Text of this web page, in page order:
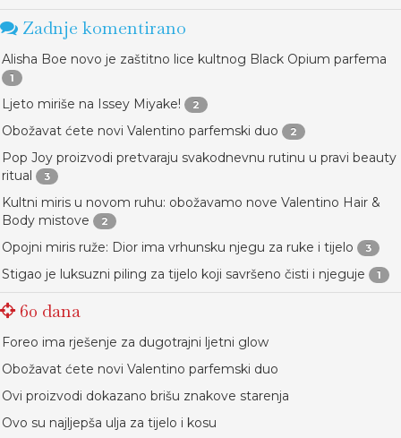
Zadnje komentirano
Alisha Boe novo je zaštitno lice kultnog Black Opium parfema
1
Ljeto miriše na Issey Miyake! 2
Obožavat ćete novi Valentino parfemski duo 2
Pop Joy proizvodi pretvaraju svakodnevnu rutinu u pravi beauty
ritual
3
Kultni miris u novom ruhu: obožavamo nove Valentino Hair &
Body mistove
2
Opojni miris ruže: Dior ima vrhunsku njegu za ruke i tijelo 3
Stigao je luksuzni piling za tijelo koji savršeno čisti i njeguje 1
60 dana
Foreo ima rješenje za dugotrajni ljetni glow
Obožavat ćete novi Valentino parfemski duo
Ovi proizvodi dokazano brišu znakove starenja
Ovo su najljepša ulja za tijelo i kosu